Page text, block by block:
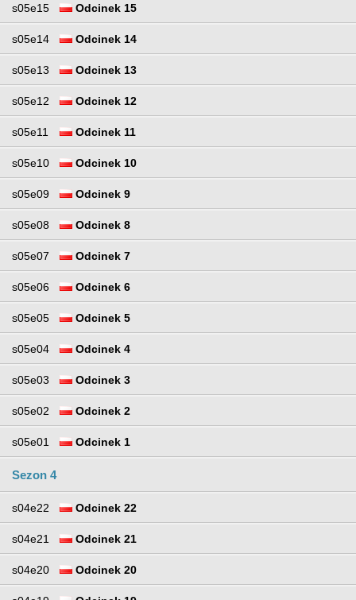
s05e15 Odcinek 15
s05e14 Odcinek 14
s05e13 Odcinek 13
s05e12 Odcinek 12
s05e11 Odcinek 11
s05e10 Odcinek 10
s05e09 Odcinek 9
s05e08 Odcinek 8
s05e07 Odcinek 7
s05e06 Odcinek 6
s05e05 Odcinek 5
s05e04 Odcinek 4
s05e03 Odcinek 3
s05e02 Odcinek 2
s05e01 Odcinek 1
Sezon 4
s04e22 Odcinek 22
s04e21 Odcinek 21
s04e20 Odcinek 20